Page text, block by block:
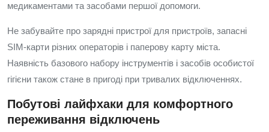
медикаментами та засобами першої допомоги.
Не забувайте про зарядні пристрої для пристроїв, запасні
SIM-карти різних операторів і паперову карту міста.
Наявність базового набору інструментів і засобів особистої
гігієни також стане в пригоді при тривалих відключеннях.
Побутові лайфхаки для комфортного
переживання відключень